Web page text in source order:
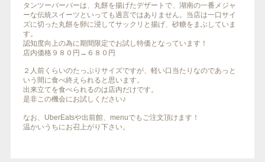
タンツーバーバーは、丸餅を揚げたデザートで、湖南の一番メジャ
ーな伝統スイーツといっても過言ではありません。当店は一口サイ
ズに切った丸餅を卵に浸してサックリと揚げ、砂糖をまぶしていま
す。
認知度向上の為に期間限定でお試し特価となっています！
店内価格９８０円→６８０円
２人前くらいのたっぷりサイズですが、軽い口当たりなのであっと
いう間に食べ終えられると思います。
出来立てを食べられるのは店内だけです。
是非この機会にお試しください♪
なお、UberEatsや出前館、menuでもご注文頂けます！
温かいうちにお召上がり下さい。